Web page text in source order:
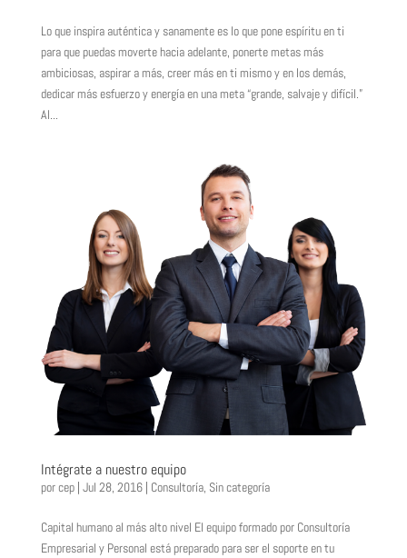
Lo que inspira auténtica y sanamente es lo que pone espíritu en ti
para que puedas moverte hacia adelante, ponerte metas más
ambiciosas, aspirar a más, creer más en ti mismo y en los demás,
dedicar más esfuerzo y energía en una meta “grande, salvaje y difícil.”
Al...
Intégrate a nuestro equipo
porcep| Jul 28, 2016| Consultoría, Sin categoría
Capital humano al más alto nivel El equipo formado por Consultoría
Empresarial y Personal está preparado para ser el soporte en tu